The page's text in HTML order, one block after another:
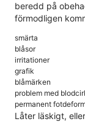
beredd på
förmodligen
smärta
blåsor
irritationer
grafik
blåmärken
problem med
permanent
Låter läskigt,